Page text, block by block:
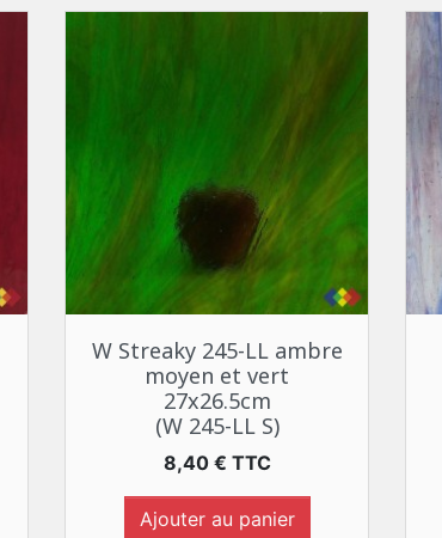
Aperçu rapide
W Streaky 245-LL ambre
moyen et vert
27x26.5cm
(W 245-LL S)
Prix
8,40 € TTC
Ajouter au panier